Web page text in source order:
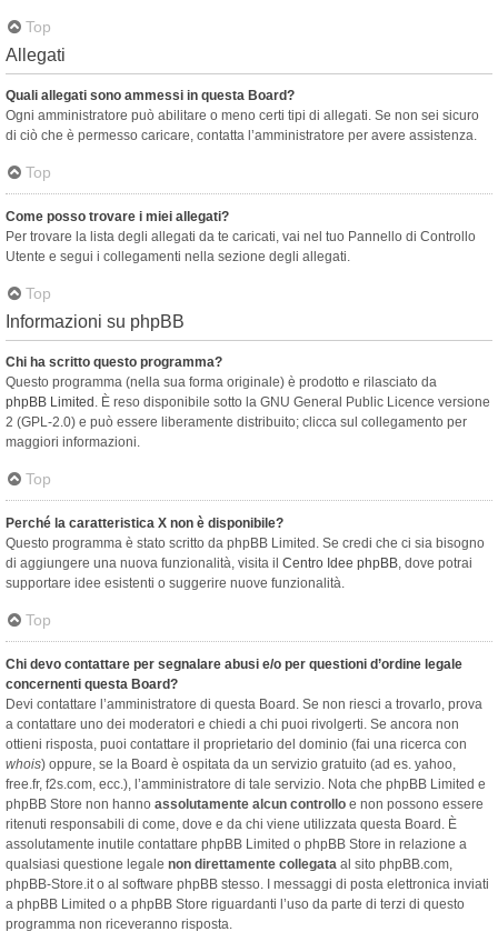
Top
Allegati
Quali allegati sono ammessi in questa Board?
Ogni amministratore può abilitare o meno certi tipi di allegati. Se non sei sicuro
di ciò che è permesso caricare, contatta l’amministratore per avere assistenza.
Top
Come posso trovare i miei allegati?
Per trovare la lista degli allegati da te caricati, vai nel tuo Pannello di Controllo
Utente e segui i collegamenti nella sezione degli allegati.
Top
Informazioni su phpBB
Chi ha scritto questo programma?
Questo programma (nella sua forma originale) è prodotto e rilasciato da
phpBB Limited . È reso disponibile sotto la GNU General Public Licence versione
2 (GPL-2.0) e può essere liberamente distribuito; clicca sul collegamento per
maggiori informazioni.
Top
Perché la caratteristica X non è disponibile?
Questo programma è stato scritto da phpBB Limited. Se credi che ci sia bisogno
di aggiungere una nuova funzionalità, visita il Centro Idee phpBB, dove potrai
supportare idee esistenti o suggerire nuove funzionalità.
Top
Chi devo contattare per segnalare abusi e/o per questioni d’ordine legale
concernenti questa Board?
Devi contattare l’amministratore di questa Board. Se non riesci a trovarlo, prova
a contattare uno dei moderatori e chiedi a chi puoi rivolgerti. Se ancora non
ottieni risposta, puoi contattare il proprietario del dominio (fai una ricerca con
whois) oppure, se la Board è ospitata da un servizio gratuito (ad es. yahoo,
free.fr, f2s.com, ecc.), l’amministratore di tale servizio. Nota che phpBB Limited e
phpBB Store non hanno assolutamente alcun controllo e non possono essere
ritenuti responsabili di come, dove e da chi viene utilizzata questa Board. È
assolutamente inutile contattare phpBB Limited o phpBB Store in relazione a
qualsiasi questione legale non direttamente collegata al sito phpBB.com,
phpBB-Store.it o al software phpBB stesso. I messaggi di posta elettronica inviati
a phpBB Limited o a phpBB Store riguardanti l’uso da parte di terzi di questo
programma non riceveranno risposta.